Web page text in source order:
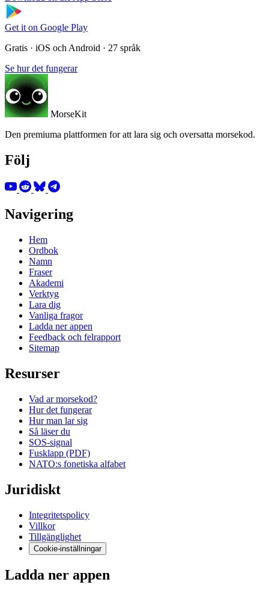
Get it on Google Play
Gratis · iOS och Android · 27 språk
Se hur det fungerar
MorseKit
Den premiuma plattformen for att lara sig och oversatta morsekod.
Följ
Navigering
Hem
Ordbok
Namn
Fraser
Akademi
Verktyg
Lara dig
Vanliga fragor
Ladda ner appen
Feedback och felrapport
Sitemap
Resurser
Vad ar morsekod?
Hur det fungerar
Hur man lar sig
Så läser du
SOS-signal
Fusklapp (PDF)
NATO:s fonetiska alfabet
Juridiskt
Integritetspolicy
Villkor
Tillgänglighet
Cookie-inställningar
Ladda ner appen